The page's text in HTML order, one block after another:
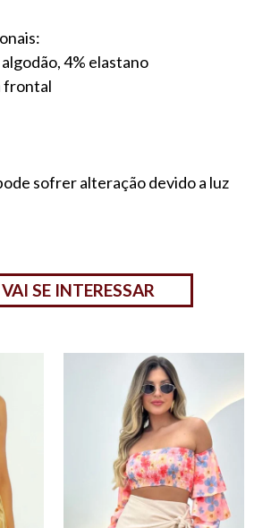
4% elastano
frontal
sofrer alteração devido a luz
SE INTERESSAR